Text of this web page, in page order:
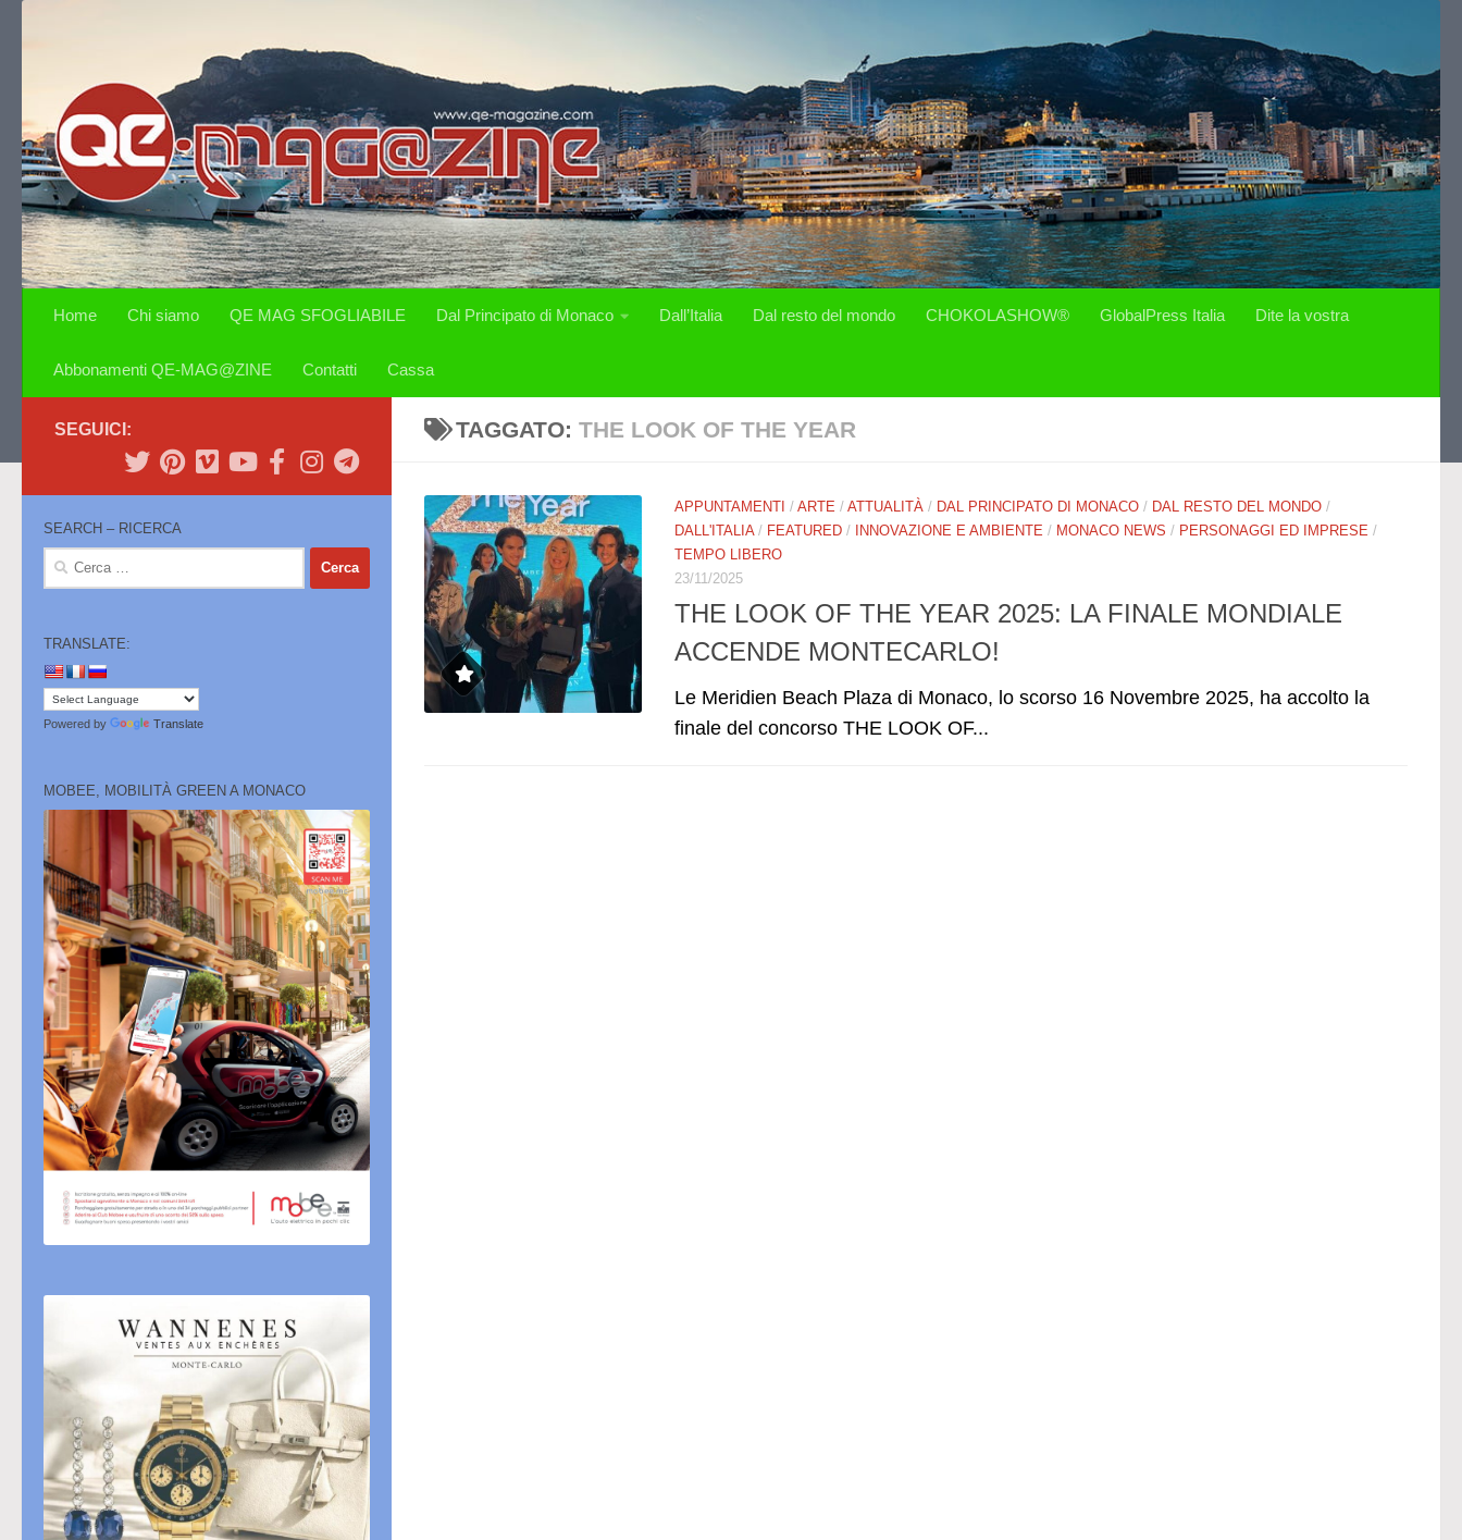
Home Chi siamo QE MAG SFOGLIABILE Dal Principato di Monaco Dall’Italia Dal resto del mondo CHOKOLASHOW® GlobalPress Italia Dite la vostra
Abbonamenti QE-MAG@ZINE Contatti Cassa
TAGGATO: THE LOOK OF THE YEAR
APPUNTAMENTI / ARTE / ATTUALITÀ / DAL PRINCIPATO DI MONACO / DAL RESTO DEL MONDO /
DALL'ITALIA / FEATURED / INNOVAZIONE E AMBIENTE / MONACO NEWS / PERSONAGGI ED IMPRESE /
TEMPO LIBERO
23/11/2025
THE LOOK OF THE YEAR 2025: LA FINALE MONDIALE
ACCENDE MONTECARLO!
Le Meridien Beach Plaza di Monaco, lo scorso 16 Novembre 2025, ha accolto la
finale del concorso THE LOOK OF...
SEGUICI:
SEARCH – RICERCA
Ricerca
TRANSLATE:
Powered by Translate
MOBEE, MOBILITÀ GREEN A MONACO